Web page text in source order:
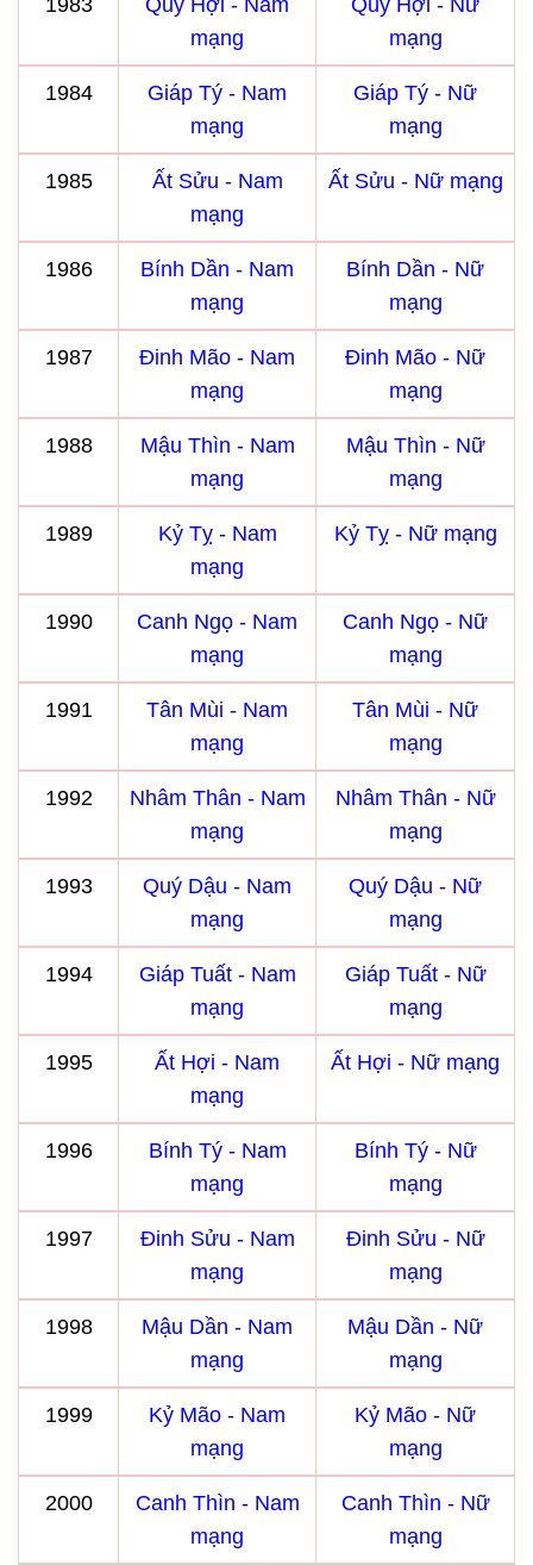
1983
Quý Hợi - Nam
mạng
Quý Hợi - Nữ
mạng
1984
Giáp Tý - Nam
mạng
Giáp Tý - Nữ
mạng
1985
Ất Sửu - Nam
mạng
Ất Sửu - Nữ mạng
1986
Bính Dần - Nam
mạng
Bính Dần - Nữ
mạng
1987
Đinh Mão - Nam
mạng
Đinh Mão - Nữ
mạng
1988
Mậu Thìn - Nam
mạng
Mậu Thìn - Nữ
mạng
1989
Kỷ Tỵ - Nam
mạng
Kỷ Tỵ - Nữ mạng
1990
Canh Ngọ - Nam
mạng
Canh Ngọ - Nữ
mạng
1991
Tân Mùi - Nam
mạng
Tân Mùi - Nữ
mạng
1992
Nhâm Thân - Nam
mạng
Nhâm Thân - Nữ
mạng
1993
Quý Dậu - Nam
mạng
Quý Dậu - Nữ
mạng
1994
Giáp Tuất - Nam
mạng
Giáp Tuất - Nữ
mạng
1995
Ất Hợi - Nam
mạng
Ất Hợi - Nữ mạng
1996
Bính Tý - Nam
mạng
Bính Tý - Nữ
mạng
1997
Đinh Sửu - Nam
mạng
Đinh Sửu - Nữ
mạng
1998
Mậu Dần - Nam
mạng
Mậu Dần - Nữ
mạng
1999
Kỷ Mão - Nam
mạng
Kỷ Mão - Nữ
mạng
2000
Canh Thìn - Nam
mạng
Canh Thìn - Nữ
mạng